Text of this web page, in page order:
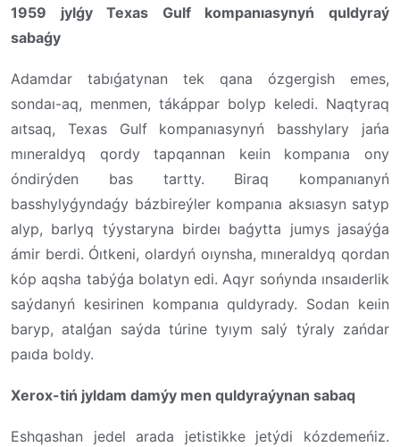
1959 jylǵy Texas Gulf kompanıasynyń quldyraý
sabaǵy
Adamdar tabıǵatynan tek qana ózgergish emes,
sondaı-aq, menmen, tákáppar bolyp keledi. Naqtyraq
aıtsaq, Texas Gulf kompanıasynyń basshylary jańa
mıneraldyq qordy tapqannan keıin kompanıa ony
óndirýden bas tartty. Biraq kompanıanyń
basshylyǵyndaǵy bázbireýler kompanıa aksıasyn satyp
alyp, barlyq týystaryna birdeı baǵytta jumys jasaýǵa
ámir berdi. Óıtkeni, olardyń oıynsha, mıneraldyq qordan
kóp aqsha tabýǵa bolatyn edi. Aqyr sońynda ınsaıderlik
saýdanyń kesirinen kompanıa quldyrady. Sodan keıin
baryp, atalǵan saýda túrine tyıym salý týraly zańdar
paıda boldy.
Xerox-tiń jyldam damýy men quldyraýynan sabaq
Eshqashan jedel arada jetistikke jetýdi kózdemeńiz.